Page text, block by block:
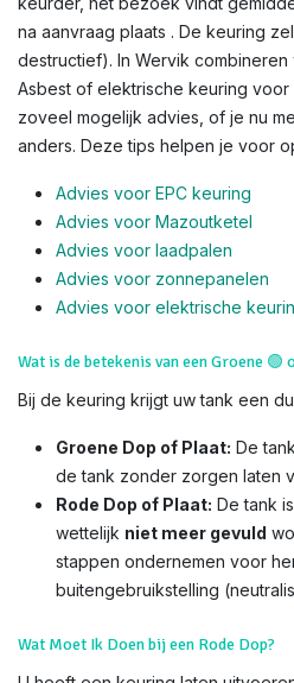
na aanvraag plaats . De keuring
destructief). In Wervik combineren
Asbest of elektrische keuring
zoveel mogelijk advies, of je nu
anders. Deze tips helpen je voor
Advies voor EPC keuring
Advies voor Mazoutketel
Advies voor laadpalen
Advies voor zonnepanelen
Advies voor elektrische
Wat is de betekenis van een Groene 🟢
Bij de keuring krijgt uw tank een
Groene Dop of Plaat: De
de tank zonder zorgen laten
Rode Dop of Plaat: De tank is
wettelijk niet meer gevuld
stappen ondernemen voor
buitengebruikstelling
Wat Moet Ik Doen bij een Rode Dop?